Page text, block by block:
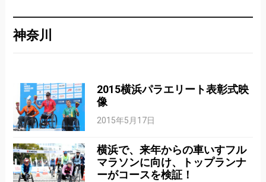
神奈川
2015横浜パラエリート表彰式映
像
2015年5月17日
横浜で、来年からの車いすフル
マラソンに向け、トップランナ
ーがコースを検証！